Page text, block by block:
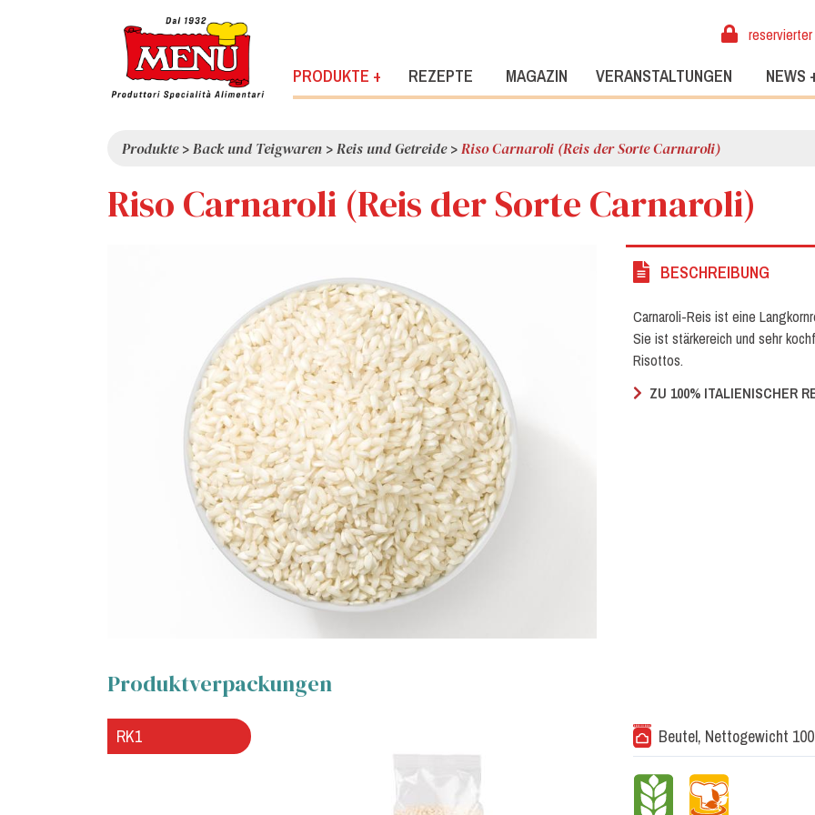
PRODUKTE + REZEPTE MAGAZIN VERANSTALTUNGEN NEWS
Produkte>Back und Teigwaren >Reis und Getreide>Riso Carnaroli (Reis der Sorte Carnaroli)
Riso Carnaroli (Reis der Sorte Carnaroli)
BESCHREIBUNG
Carnaroli-Reis ist eine
Sie ist stärkereich und sehr
Risottos.
ZU 100% ITALIENISCHER
Produktverpackungen
RK1 Beutel, Nettogewicht